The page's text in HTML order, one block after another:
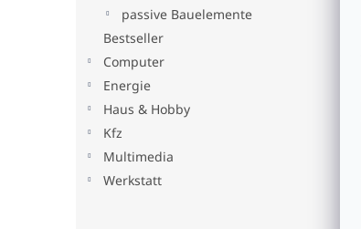
passive Bauelemente
Bestseller
Computer
Energie
Haus & Hobby
Kfz
Multimedia
Werkstatt